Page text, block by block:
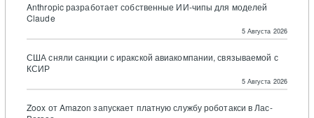
Anthropic разработает собственные ИИ-чипы для моделей
Claude
5 Августа 2026
США сняли санкции с иракской авиакомпании, связываемой с
КСИР
5 Августа 2026
Zoox от Amazon запускает платную службу роботакси в Лас-